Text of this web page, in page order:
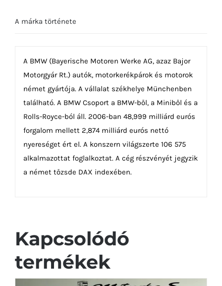
A márka története
A BMW (Bayerische Motoren Werke AG, azaz Bajor
Motorgyár Rt.) autók, motorkerékpárok és motorok
német gyártója. A vállalat székhelye Münchenben
található. A BMW Csoport a BMW-ből, a Miniből és a
Rolls-Royce-ból áll. 2006-ban 48,999 milliárd eurós
forgalom mellett 2,874 milliárd eurós nettó
nyereséget ért el. A konszern világszerte 106 575
alkalmazottat foglalkoztat. A cég részvényét jegyzik
a német tőzsde DAX indexében.
Kapcsolódó
termékek